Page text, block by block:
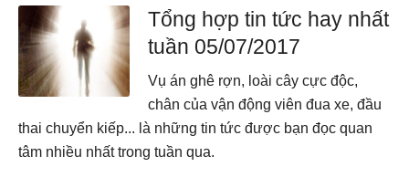
Tổng hợp tin tức hay nhất
tuần 05/07/2017
Vụ án ghê rợn, loài cây cực độc,
chân của vận động viên đua xe, đầu
thai chuyển kiếp... là những tin tức được bạn đọc quan
tâm nhiều nhất trong tuần qua.